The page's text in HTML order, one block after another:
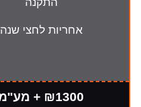
אחריות לחצי שנה
₪1300 + מע"מ